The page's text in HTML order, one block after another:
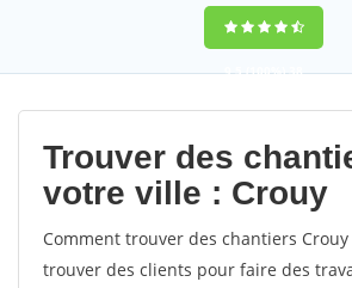
9,5(100%)38
votes
Trouver des
votre ville : Crouy
Comment trouver des chantiers Crouy
trouver des clients pour faire des